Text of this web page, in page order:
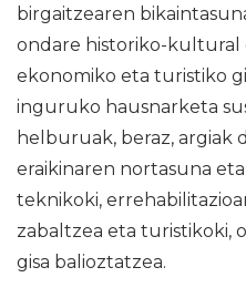
birgaitzearen
ondare historiko-kultural
ekonomiko eta turistiko
inguruko hausnarketa
helburuak, beraz, argiak
eraikinaren nortasuna
teknikoki,
zabaltzea eta turistikoki,
gisa balioztatzea.